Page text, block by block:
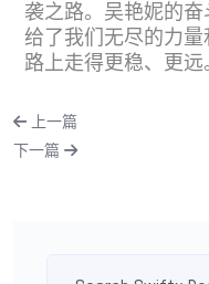
袭之路。吴艳妮的奋
给了我们无尽的力
路上走得更稳、更远
上一篇
下一篇